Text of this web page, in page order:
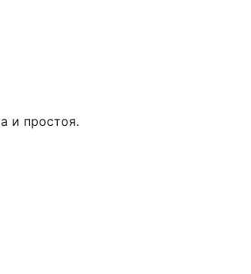
и простоя.